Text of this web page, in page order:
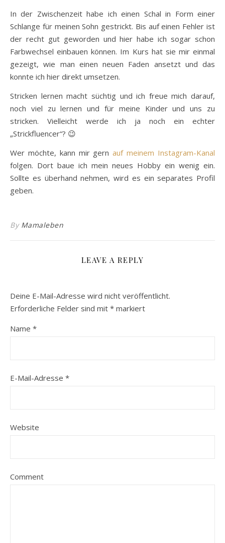
In der Zwischenzeit habe ich einen Schal in Form einer
Schlange für meinen Sohn gestrickt. Bis auf einen Fehler ist
der recht gut geworden und hier habe ich sogar schon
Farbwechsel einbauen können. Im Kurs hat sie mir einmal
gezeigt, wie man einen neuen Faden ansetzt und das
konnte ich hier direkt umsetzen.
Stricken lernen macht süchtig und ich freue mich darauf,
noch viel zu lernen und für meine Kinder und uns zu
stricken. Vielleicht werde ich ja noch ein echter
„Strickfluencer“? 😉
Wer möchte, kann mir gernauf meinem Instagram-Kanal
folgen. Dort baue ich mein neues Hobby ein wenig ein.
Sollte es überhand nehmen, wird es ein separates Profil
geben.
By Mamaleben
LEAVE A REPLY
Deine E-Mail-Adresse wird nicht veröffentlicht.
Erforderliche Felder sind mit * markiert
Name *
E-Mail-Adresse *
Website
Comment